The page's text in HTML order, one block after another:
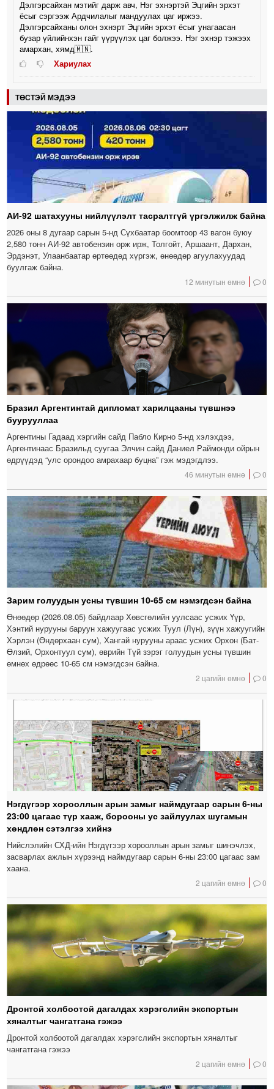
Дэлгэрсайхан мэтийг дарж авч, Нэг эхнэртэй Эцгийн эрхэт
ёсыг сэргээж Ардчилалыг мандуулах цаг иржээ.
Дэлгэрсайханы олон эхнэрт Эцгийн эрхэт ёсыг унагаасан
бузар үйлийнхэн гайг үүрүүлэх цаг болжээ. Нэг эхнэр тэжээх
амархан, хямд🇲🇳.
Хариулах
ТӨСТЭЙ МЭДЭЭ
АИ-92 шатахууны нийлүүлэлт тасралтгүй үргэлжилж байна
2026 оны 8 дугаар сарын 5-нд Сүхбаатар боомтоор 43 вагон буюу
2,580 тонн АИ-92 автобензин орж ирж, Толгойт, Аршаант, Дархан,
Эрдэнэт, Улаанбаатар өртөөдөд хүргэж, өнөөдөр агуулахуудад
буулгаж байна.
12 минутын өмнө 0
Бразил Аргентинтай дипломат харилцааны түвшнээ
буурууллаа
Аргентины Гадаад хэргийн сайд Пабло Кирно 5-нд хэлэхдээ,
Аргентинаас Бразильд суугаа Элчин сайд Даниел Раймонди ойрын
өдрүүдэд “улс орондоо амрахаар буцна” гэж мэдэгдлээ.
46 минутын өмнө 0
Зарим голуудын усны түвшин 10-65 см нэмэгдсэн байна
Өнөөдөр (2026.08.05) байдлаар Хөвсгөлийн уулсаас усжих Үүр,
Хэнтий нурууны баруун хажуугаас усжих Туул (Лүн), зүүн хажуугийн
Хэрлэн (Өндөрхаан сум), Хангай нурууны араас усжих Орхон (Бат-
Өлзий, Орхонтуул сум), өврийн Түй зэрэг голуудын усны түвшин
өмнөх өдрөөс 10-65 см нэмэгдсэн байна.
2 цагийн өмнө 0
Нэгдүгээр хорооллын арын замыг наймдугаар сарын 6-ны
23:00 цагаас түр хааж, борооны ус зайлуулах шугамын
хөндлөн сэтэлгээ хийнэ
Нийслэлийн СХД-ийн Нэгдүгээр хорооллын арын замыг шинэчлэх,
засварлах ажлын хүрээнд наймдугаар сарын 6-ны 23:00 цагаас зам
хаана.
2 цагийн өмнө 0
Дронтой холбоотой дагалдах хэрэгслийн экспортын
хяналтыг чангатгана гэжээ
Дронтой холбоотой дагалдах хэрэгслийн экспортын хяналтыг
чангатгана гэжээ
2 цагийн өмнө 0